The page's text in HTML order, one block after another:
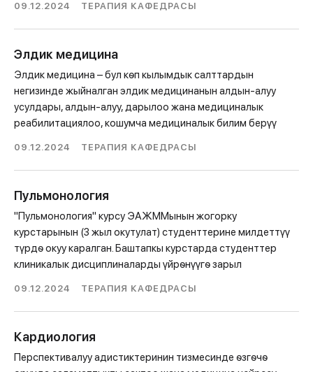
09.12.2024 ТЕРАПИЯ КАФЕДРАСЫ
Элдик медицина
Элдик медицина – бул кѳп кылымдык салттардын
негизинде жыйналган элдик медицинанын алдын-алуу
усулдары, алдын-алуу, дарылоо жана медициналык
реабилитациялоо, кошумча медициналык билим берүү
09.12.2024 ТЕРАПИЯ КАФЕДРАСЫ
Пульмонология
"Пульмонология" курсу ЭАЖММынын жогорку
курстарынын (3 жыл окутулат) студенттерине милдеттүү
түрдѳ окуу каралган. Баштапкы курстарда студенттер
клиникалык дисциплиналарды үйрѳнүүгѳ зарыл
09.12.2024 ТЕРАПИЯ КАФЕДРАСЫ
Кардиология
Перспективалуу адистиктеринин тизмесинде ѳзгѳчѳ